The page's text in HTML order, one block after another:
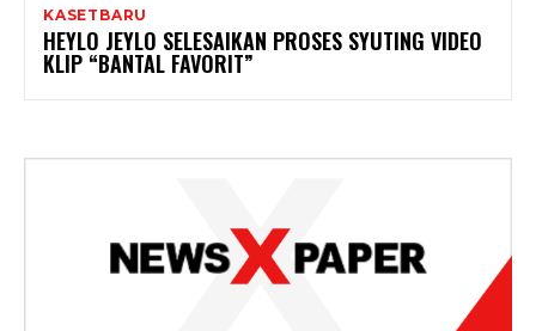
KASETBARU
HEYLO JEYLO SELESAIKAN PROSES SYUTING VIDEO
KLIP “BANTAL FAVORIT”